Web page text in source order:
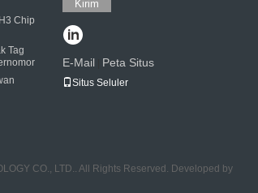
Chip
Tag
Kirim
E-Mail Peta Situs
Situs Seluler
CO., LTD.. All Rights Reserved. Developed by